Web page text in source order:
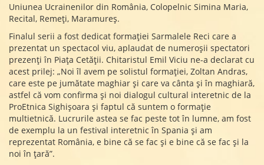
Uniunea Ucrainenilor din România, Colopelnic Simina Maria,
Recital, Remeți, Maramureș.
Finalul serii a fost dedicat formației Sarmalele Reci care a
prezentat un spectacol viu, aplaudat de numeroșii spectatori
prezenți în Piața Cetății. Chitaristul Emil Viciu ne-a declarat cu
acest prilej: „Noi îl avem pe solistul formației, Zoltan Andras,
care este pe jumătate maghiar și care va cânta și în maghiară,
astfel că vom confirma și noi dialogul cultural interetnic de la
ProEtnica Sighișoara și faptul că suntem o formație
multietnică. Lucrurile astea se fac peste tot în lumne, am fost
de exemplu la un festival interetnic în Spania și am
reprezentat România, e bine că se fac și e bine că se fac și la
noi în țară”.